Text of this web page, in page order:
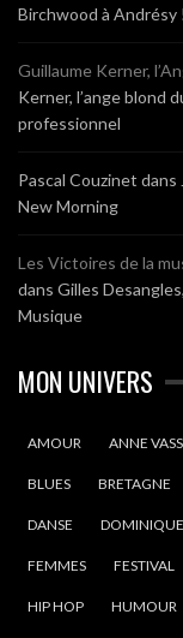
Birchwood à Andrésy
Guillaume Kerner,
Kerner, l’ange blond
professionnel
Pascal Couzinet dans
New Morning
Les Victoires de la
dans Gilles
Musique
MON UNIVERS
AMOUR ANNE
BLUES BRETAGNE
DANSE
FEMMES FESTIVAL
HIP HOP HUMOUR